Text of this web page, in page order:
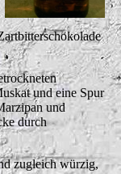
und eine Spur
und
durch
zugleich würzig,